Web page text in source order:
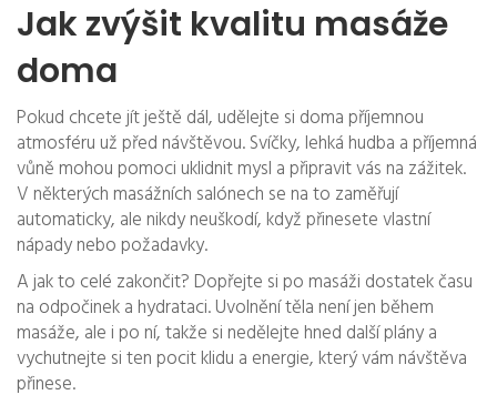
Jak zvýšit kvalitu masáže
doma
Pokud chcete jít ještě dál, udělejte si doma příjemnou
atmosféru už před návštěvou. Svíčky, lehká hudba a příjemná
vůně mohou pomoci uklidnit mysl a připravit vás na zážitek.
V některých masážních salónech se na to zaměřují
automaticky, ale nikdy neuškodí, když přinesete vlastní
nápady nebo požadavky.
A jak to celé zakončit? Dopřejte si po masáži dostatek času
na odpočinek a hydrataci. Uvolnění těla není jen během
masáže, ale i po ní, takže si nedělejte hned další plány a
vychutnejte si ten pocit klidu a energie, který vám návštěva
přinese.